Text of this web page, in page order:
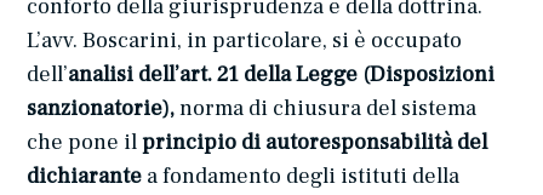
conforto della giurisprudenza e della dottrina.
L’avv. Boscarini, in particolare, si è occupato
dell’analisi dell’art. 21 della Legge (Disposizioni
sanzionatorie),norma di chiusura del sistema
che pone ilprincipio di autoresponsabilità del
dichiarante a fondamento degli istituti della